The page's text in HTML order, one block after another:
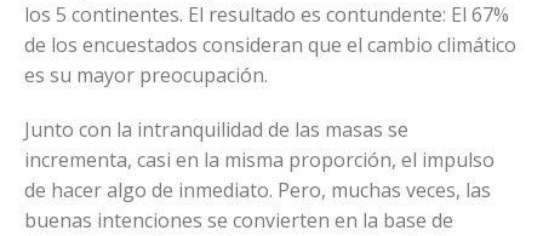
los 5 continentes. El resultado es contundente: El 67%
de los encuestados consideran que el cambio climático
es su mayor preocupación.
Junto con la intranquilidad de las masas se
incrementa, casi en la misma proporción, el impulso
de hacer algo de inmediato. Pero, muchas veces, las
buenas intenciones se convierten en la base de